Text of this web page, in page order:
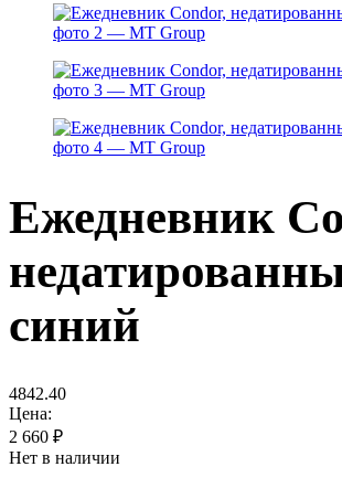
Ежедневник
синий
4842.40
Цена:
2 660 ₽
Нет в наличии